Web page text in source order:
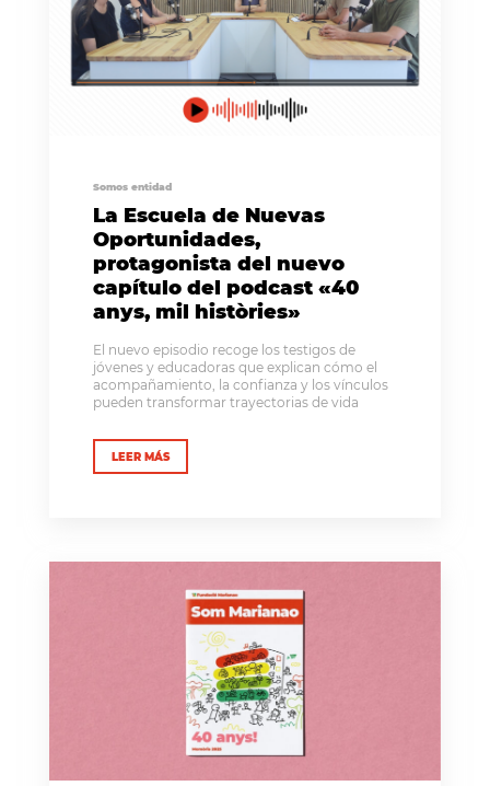
Somos entidad
La Escuela de Nuevas
Oportunidades,
protagonista del nuevo
capítulo del podcast «40
anys, mil històries»
El nuevo episodio recoge los testigos de
jóvenes y educadoras que explican cómo el
acompañamiento, la confianza y los vínculos
pueden transformar trayectorias de vida
LEER MÁS